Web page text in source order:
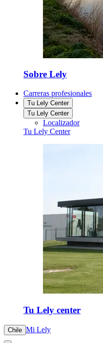
Sobre Lely
Carreras profesionales
Tu Lely Center
Tu Lely Center
Localizador
Tu Lely Center
Tu Lely center
Chile Mi Lely